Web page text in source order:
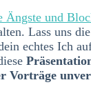
Ängste und
Lass uns
echtes Ich
Vorträge